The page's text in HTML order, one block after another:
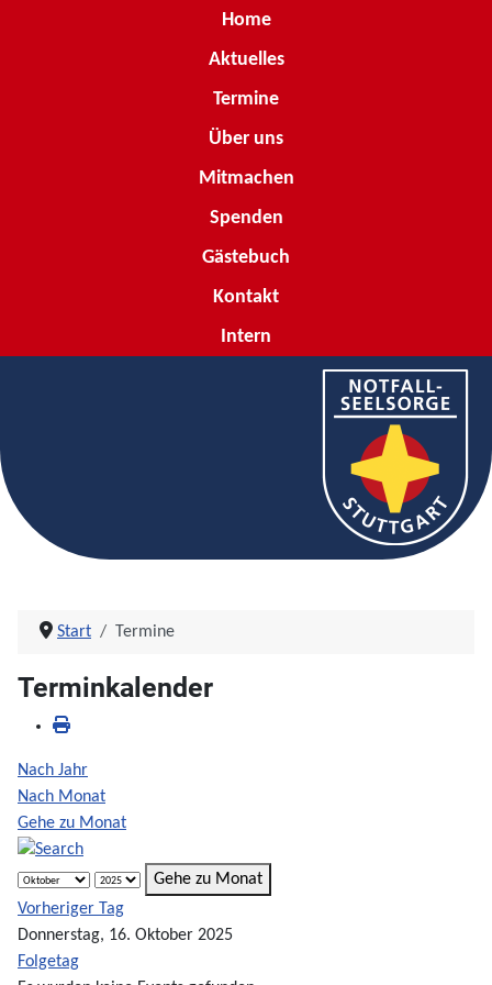
Home
Aktuelles
Termine
Über uns
Mitmachen
Spenden
Gästebuch
Kontakt
Intern
Start Termine
Terminkalender
Nach Jahr
Nach Monat
Gehe zu Monat
Gehe zu Monat
Vorheriger Tag
Donnerstag, 16. Oktober 2025
Folgetag